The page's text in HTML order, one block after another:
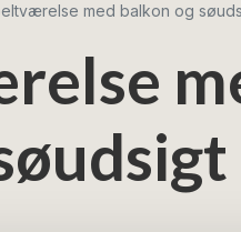
med balkon og